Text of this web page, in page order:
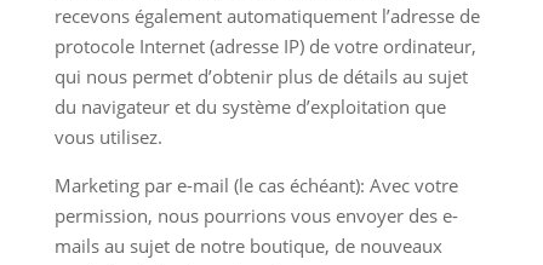
recevons également automatiquement l’adresse de
protocole Internet (adresse IP) de votre ordinateur,
qui nous permet d’obtenir plus de détails au sujet
du navigateur et du système d’exploitation que
vous utilisez.
Marketing par e-mail (le cas échéant): Avec votre
permission, nous pourrions vous envoyer des e-
mails au sujet de notre boutique, de nouveaux